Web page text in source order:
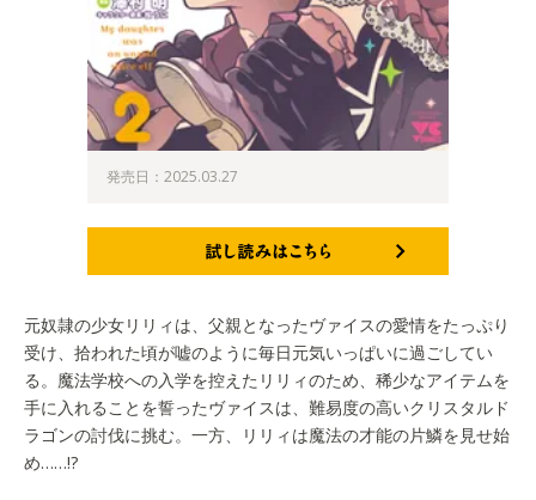
発売日：2025.03.27
元奴隷の少女リリィは、父親となったヴァイスの愛情をたっぷり
受け、拾われた頃が嘘のように毎日元気いっぱいに過ごしてい
る。魔法学校への入学を控えたリリィのため、稀少なアイテムを
手に入れることを誓ったヴァイスは、難易度の高いクリスタルド
ラゴンの討伐に挑む。一方、リリィは魔法の才能の片鱗を見せ始
め……!?